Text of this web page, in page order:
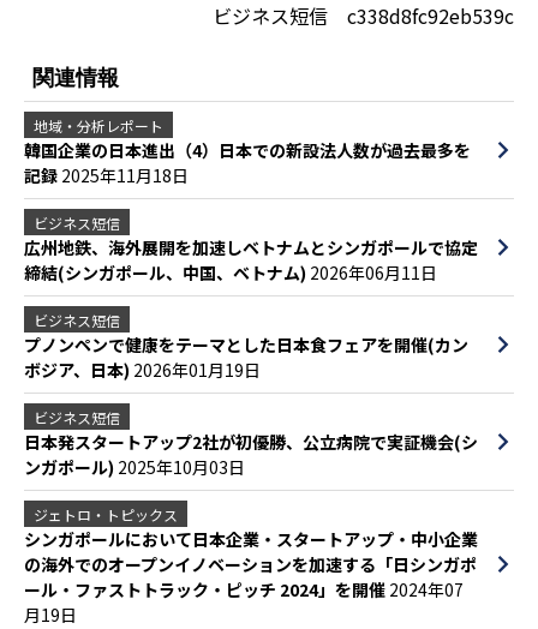
ビジネス短信 c338d8fc92eb539c
関連情報
地域・分析レポート
韓国企業の日本進出（4）日本での新設法人数が過去最多を
記録 2025年11月18日
ビジネス短信
広州地鉄、海外展開を加速しベトナムとシンガポールで協定
締結(シンガポール、中国、ベトナム) 2026年06月11日
ビジネス短信
プノンペンで健康をテーマとした日本食フェアを開催(カン
ボジア、日本) 2026年01月19日
ビジネス短信
日本発スタートアップ2社が初優勝、公立病院で実証機会(シ
ンガポール) 2025年10月03日
ジェトロ・トピックス
シンガポールにおいて日本企業・スタートアップ・中小企業
の海外でのオープンイノベーションを加速する「日シンガポ
ール・ファストトラック・ピッチ 2024」を開催 2024年07
月19日